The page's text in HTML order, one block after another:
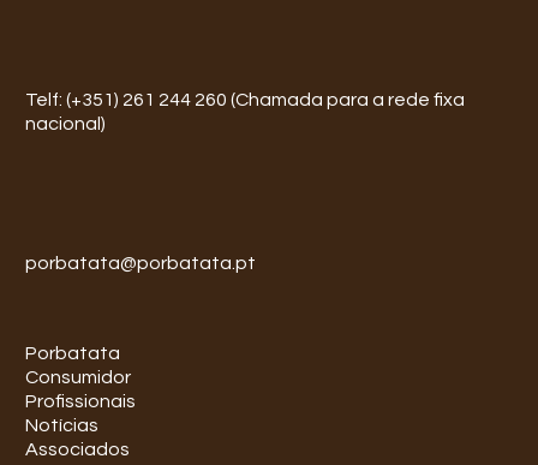
Telf: (+351) 261 244 260 (Chamada para a rede fixa
nacional)
porbatata@porbatata.pt
Porbatata
Consumidor
Profissionais
Notícias
Associados